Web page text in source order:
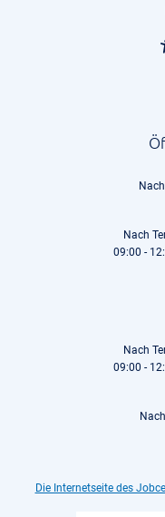
Nach
09:00 -
Nach
09:00 -
Die Internetseite des